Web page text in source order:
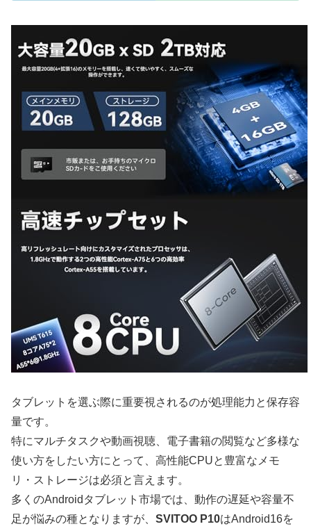
タブレットを選ぶ際に重要視されるのが処理能力と保存容
量です。
特にマルチタスクや動画視聴、電子書籍の閲覧など多様な
使い方をしたい方にとって、高性能CPUと豊富なメモ
リ・ストレージは必須と言えます。
多くのAndroidタブレット市場では、動作の遅延や容量不
足が悩みの種となりますが、 SVITOO P10はAndroid16を